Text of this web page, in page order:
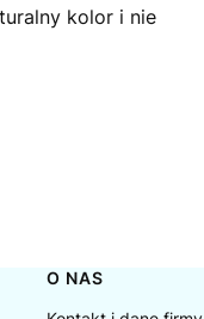
kolor i nie
O NAS